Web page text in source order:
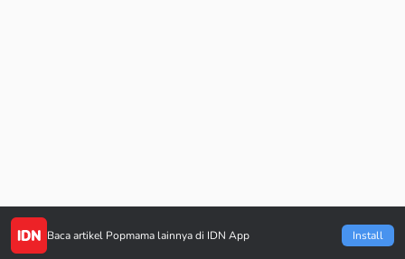
Baca artikel Popmama lainnya di IDN App Install